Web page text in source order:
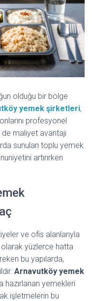
olduğu bir bölge
yemek şirketleri,
profesyonel
maliyet avantajı
sunulan toplu yemek
artırırken
ve ofis alanlarıyla
olarak yüzlerce hatta
bu yapılarda,
Arnavutköy yemek
hazırlanan yemekleri
işletmelerin bu